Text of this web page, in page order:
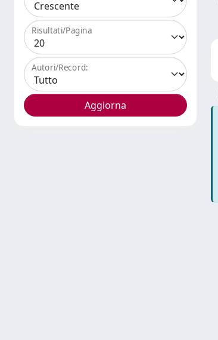
Risultati/Pagina
Autori/Record: